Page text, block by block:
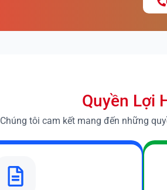
Quyền Lợi
Chúng tôi cam kết mang đến những